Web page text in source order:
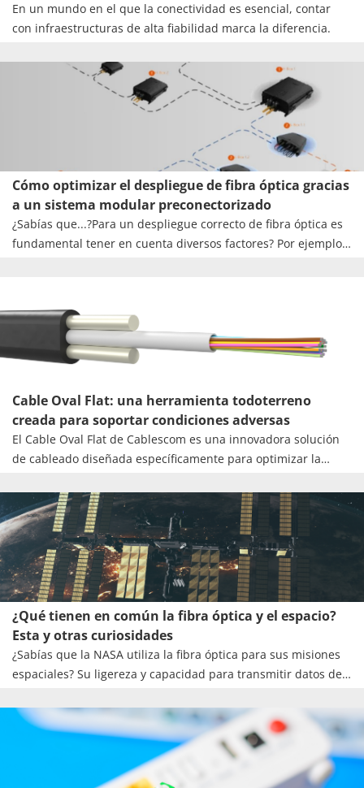
En un mundo en el que la conectividad es esencial, contar
con infraestructuras de alta fiabilidad marca la diferencia.
Cómo optimizar el despliegue de fibra óptica gracias
a un sistema modular preconectorizado
¿Sabías que...?Para un despliegue correcto de fibra óptica es
fundamental tener en cuenta diversos factores? Por ejemplo
Cable Oval Flat: una herramienta todoterreno
creada para soportar condiciones adversas
El Cable Oval Flat de Cablescom es una innovadora solución
de cableado diseñada específicamente para optimizar la
distingue por su diseño compacto y ligero, que facilita su
instalación en fachadas y en ductos, y su manipulación en
diversos entornos sin comprometer su rendimiento.
¿Qué tienen en común la fibra óptica y el espacio?
Esta y otras curiosidades
¿Sabías que la NASA utiliza la fibra óptica para sus misiones
espaciales? Su ligereza y capacidad para transmitir datos de
espaciales y sondas que exploran el espacio profundo.